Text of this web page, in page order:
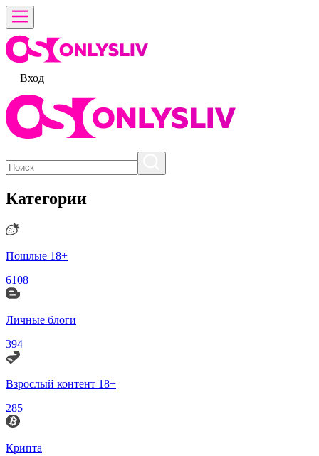
Вход
Категории
Пошлые 18+
6108
Личные блоги
394
Взрослый контент 18+
285
Крипта